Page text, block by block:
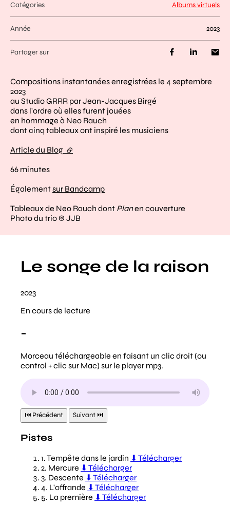
Catégories Albums virtuels
Année 2023
Partager sur
Compositions instantanées enregistrées le 4 septembre
2023
au Studio GRRR par Jean-Jacques Birgé
dans l'ordre où elles furent jouées
en hommage à Neo Rauch
dont cinq tableaux ont inspiré les musiciens
Article du Blog (lien externe)
66 minutes
Égalementsur Bandcamp
Tableaux de Neo Rauch dont Planen couverture
Photo du trio © JJB